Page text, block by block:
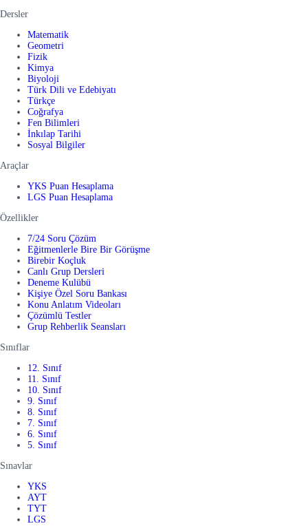
Dersler
Matematik
Geometri
Fizik
Kimya
Biyoloji
Türk Dili ve Edebiyatı
Türkçe
Coğrafya
Fen Bilimleri
İnkılap Tarihi
Sosyal Bilgiler
Araçlar
YKS Puan Hesaplama
LGS Puan Hesaplama
Özellikler
7/24 Soru Çözüm
Eğitmenlerle Bire Bir Görüşme
Birebir Koçluk
Canlı Grup Dersleri
Deneme Kulübü
Kişiye Özel Soru Bankası
Konu Anlatım Videoları
Çözümlü Testler
Grup Rehberlik Seansları
Sınıflar
12. Sınıf
11. Sınıf
10. Sınıf
9. Sınıf
8. Sınıf
7. Sınıf
6. Sınıf
5. Sınıf
Sınavlar
YKS
AYT
TYT
LGS